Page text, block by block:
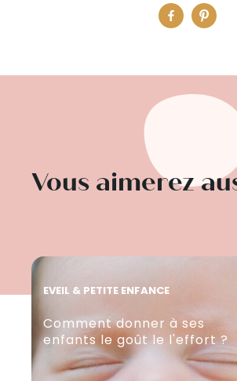
Vous aimerez
EVEIL & PETITE ENFANCE
Comment donner à ses
enfants le goût le l'effort ?